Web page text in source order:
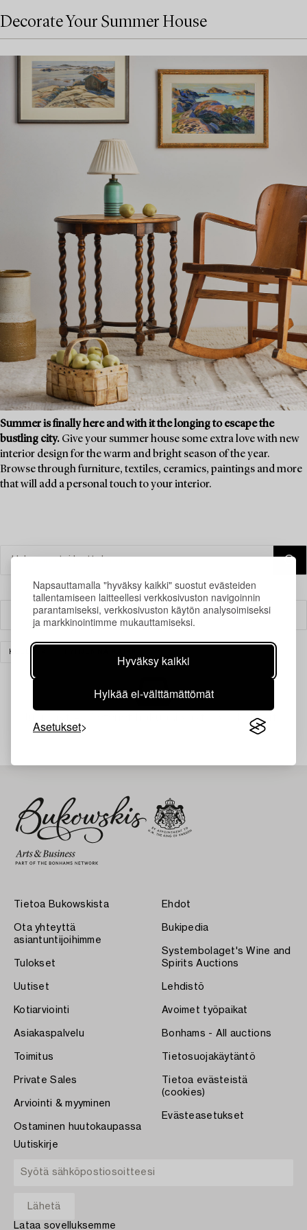
Napsauttamalla "hyväksy kaikki" suostut evästeiden
tallentamiseen laitteellesi verkkosivuston navigoinnin
parantamiseksi, verkkosivuston käytön analysoimiseksi
ja markkinointimme mukauttamiseksi.
Hyväksy kaikki
Hylkää ei-välttämättömät
Asetukset
Decorate Your Summer House
Summer is finally here and with it the longing to escape the
bustling city. Give your summer house some extra love with new
interior design for the warm and bright season of the year.
Browse through furniture, textiles, ceramics, paintings and more
that will add a personal touch to your interior.
Suodatin
KELLOT
Juuri nyt ei löytynyt hakuasi vastaavia kohteita.
Tietoa Bukowskista
Ota yhteyttä
asiantuntijoihimme
Tulokset
Uutiset
Kotiarviointi
Asiakaspalvelu
Toimitus
Private Sales
Arviointi & myyminen
Ostaminen huutokaupassa
Ehdot
Bukipedia
Systembolaget's Wine and
Spirits Auctions
Lehdistö
Avoimet työpaikat
Bonhams - All auctions
Tietosuojakäytäntö
Tietoa evästeistä
(cookies)
Evästeasetukset
Uutiskirje
Lataa sovelluksemme